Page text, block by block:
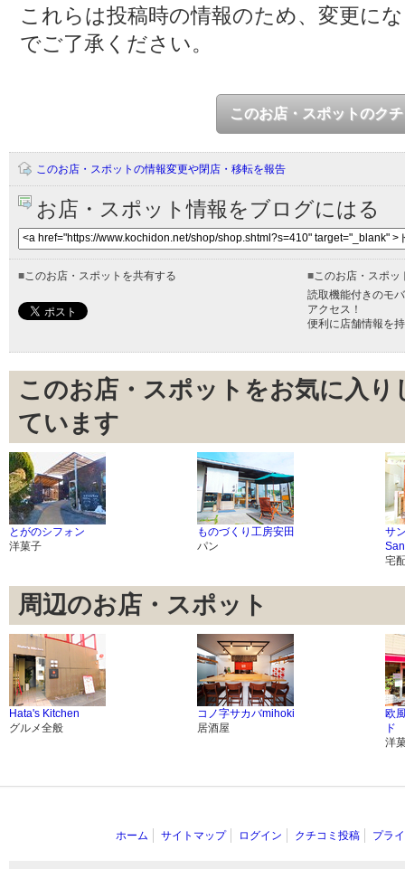
これらは投稿時の情報のため、変更に
でご了承ください。
このお店・スポットのク
このお店・スポットの情報変更や閉店・移転を報告
お店・スポット情報をブログにはる
■ このお店・スポットを共有する ■ このお店・スポ
読取機能付きのモ
アクセス！
便利に店舗情報を
このお店・スポットをお気に入
ています
とがのシフォン
洋菓子
ものづくり工房安田
パン
サ
宅
周辺のお店・スポット
Hata's Kitchen
グルメ全般
コノ字サカバmihoki
居酒屋
欧
ド
洋
ホーム サイトマップ ログイン クチコミ投稿 プラ